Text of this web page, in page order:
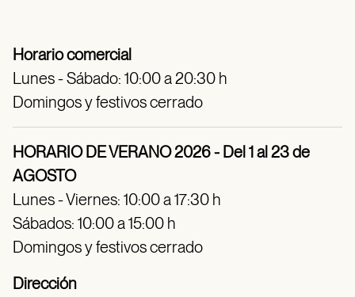
Horario comercial
Lunes - Sábado: 10:00 a 20:30 h
Domingos y festivos cerrado
HORARIO DE VERANO 2026 - Del 1 al 23 de
AGOSTO
Lunes - Viernes: 10:00 a 17:30 h
Sábados: 10:00 a 15:00 h
Domingos y festivos cerrado
Dirección